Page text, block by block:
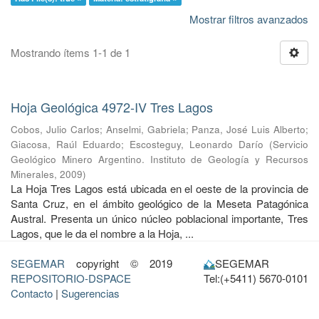
Mostrar filtros avanzados
Mostrando ítems 1-1 de 1
Hoja Geológica 4972-IV Tres Lagos
Cobos, Julio Carlos; Anselmi, Gabriela; Panza, José Luis Alberto;
Giacosa, Raúl Eduardo; Escosteguy, Leonardo Darío (Servicio
Geológico Minero Argentino. Instituto de Geología y Recursos
Minerales, 2009)
La Hoja Tres Lagos está ubicada en el oeste de la provincia de
Santa Cruz, en el ámbito geológico de la Meseta Patagónica
Austral. Presenta un único núcleo poblacional importante, Tres
Lagos, que le da el nombre a la Hoja, ...
SEGEMAR copyright © 2019
REPOSITORIO-DSPACE
Contacto | Sugerencias
SEGEMAR
Tel:(+5411) 5670-0101